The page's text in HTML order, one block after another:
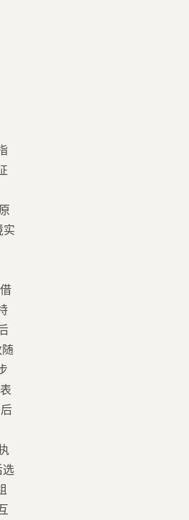
实
选